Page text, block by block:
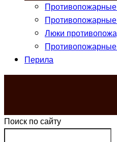
Люки
Перила
Поиск по сайту